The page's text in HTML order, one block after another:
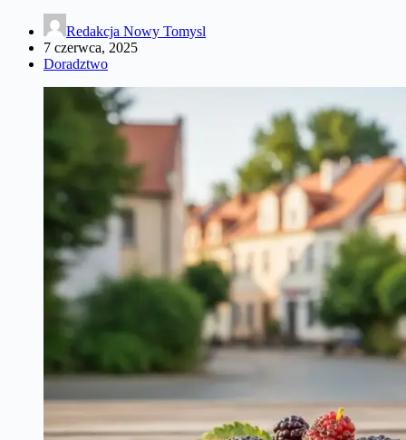
Redakcja Nowy Tomysl
7 czerwca, 2025
Doradztwo